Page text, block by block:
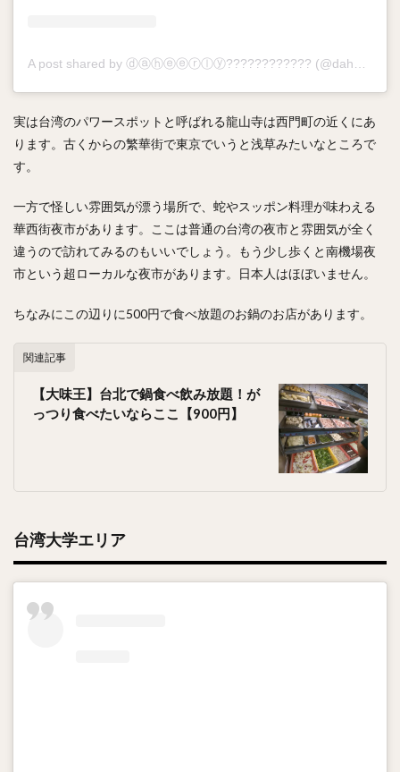
実は台湾のパワースポットと呼ばれる龍山寺は西門町の近くにあ
ります。古くからの繁華街で東京でいうと浅草みたいなところで
す。
一方で怪しい雰囲気が漂う場所で、蛇やスッポン料理が味わえる
華西街夜市があります。ここは普通の台湾の夜市と雰囲気が全く
違うので訪れてみるのもいいでしょう。もう少し歩くと南機場夜
市という超ローカルな夜市があります。日本人はほぼいません。
ちなみにこの辺りに500円で食べ放題のお鍋のお店があります。
関連記事
【大味王】台北で鍋食べ飲み放題！が
っつり食べたいならここ【900円】
台湾大学エリア